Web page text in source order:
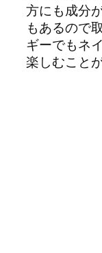
方にも成分
もあるので
ギーでもネ
楽しむこと